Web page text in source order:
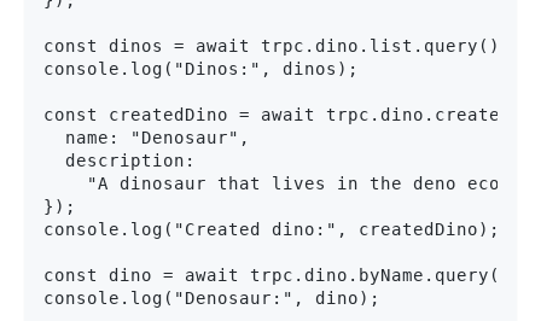
const dinos = await trpc.dino.list.query();
console.log("Dinos:", dinos);
const createdDino = await
  name: "Denosaur",
  description:
"A dinosaur that lives in the deno
});
console.log("Created dino:", createdDino);
const dino = await
console.log("Denosaur:", dino);